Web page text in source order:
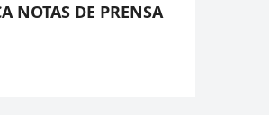
NOTAS DE PRENSA